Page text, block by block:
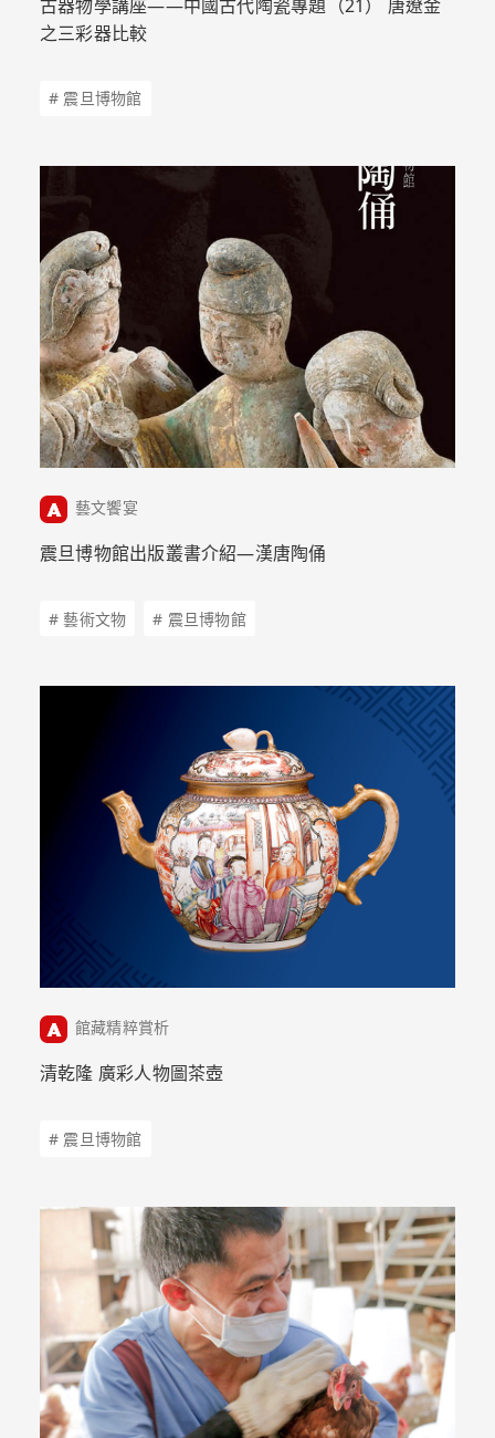
古器物學講座——中國古代陶瓷專題（21） 唐遼金
之三彩器比較
# 震旦博物館
藝文饗宴
震旦博物館出版叢書介紹—漢唐陶俑
# 藝術文物 # 震旦博物館
館藏精粹賞析
清乾隆 廣彩人物圖茶壺
# 震旦博物館